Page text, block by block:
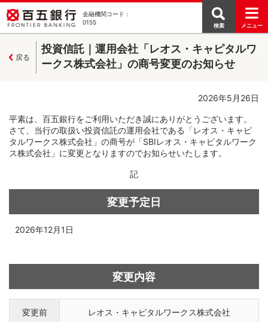
金融機関コード：
0155
メニュー
検索
戻る
投資信託｜運用会社「レオス・キャピタルワ
ークス株式会社」の商号変更のお知らせ
2026年5月26日
平素は、百五銀行をご利用いただき誠にありがとうございます。
さて、当行の取扱い投資信託の運用会社である「レオス・キャピ
タルワークス株式会社」の商号が「SBIレオス・キャピタルワーク
ス株式会社」に変更となりますのでお知らせいたします。
記
変更予定日
2026年12月1日
変更内容
変更前 レオス・キャピタルワークス株式会社